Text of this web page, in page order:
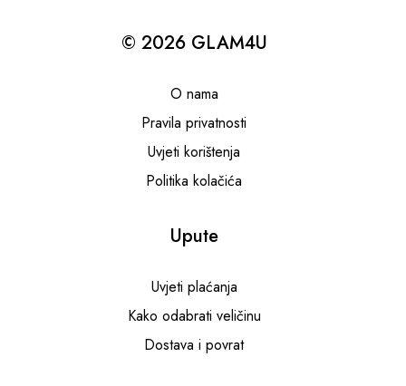
© 2026 GLAM4U
O nama
Pravila privatnosti
Uvjeti korištenja
Politika kolačića
Upute
Uvjeti plaćanja
Kako odabrati veličinu
Dostava i povrat